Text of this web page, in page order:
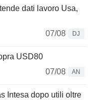
dati lavoro Usa,
07/08
DJ
USD80
07/08
AN
Intesa dopo utili oltre